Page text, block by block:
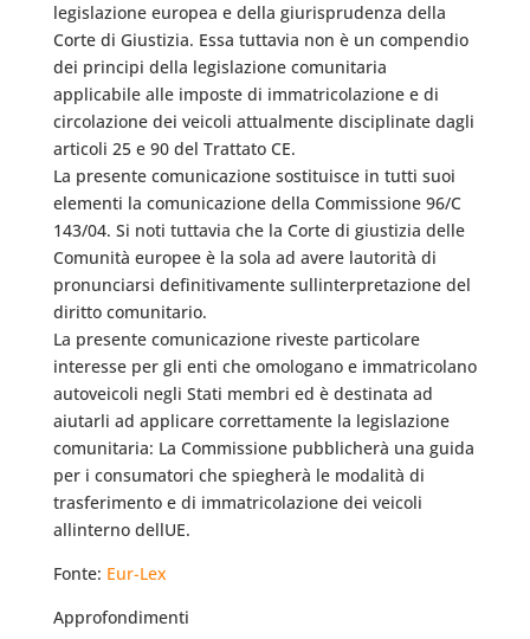
legislazione europea e della giurisprudenza della
Corte di Giustizia. Essa tuttavia non è un compendio
dei principi della legislazione comunitaria
applicabile alle imposte di immatricolazione e di
circolazione dei veicoli attualmente disciplinate dagli
articoli 25 e 90 del Trattato CE.
La presente comunicazione sostituisce in tutti suoi
elementi la comunicazione della Commissione 96/C
143/04. Si noti tuttavia che la Corte di giustizia delle
Comunità europee è la sola ad avere lautorità di
pronunciarsi definitivamente sullinterpretazione del
diritto comunitario.
La presente comunicazione riveste particolare
interesse per gli enti che omologano e immatricolano
autoveicoli negli Stati membri ed è destinata ad
aiutarli ad applicare correttamente la legislazione
comunitaria: La Commissione pubblicherà una guida
per i consumatori che spiegherà le modalità di
trasferimento e di immatricolazione dei veicoli
allinterno dellUE.
Fonte: Eur-Lex
Approfondimenti